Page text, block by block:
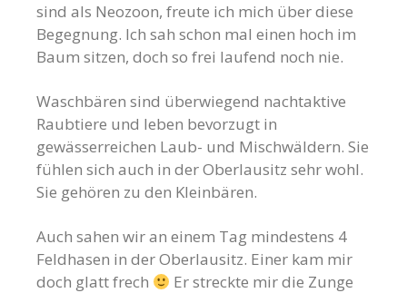
sind als Neozoon, freute ich mich über diese
Begegnung. Ich sah schon mal einen hoch im
Baum sitzen, doch so frei laufend noch nie.
Waschbären sind überwiegend nachtaktive
Raubtiere und leben bevorzugt in
gewässerreichen Laub- und Mischwäldern. Sie
fühlen sich auch in der Oberlausitz sehr wohl.
Sie gehören zu den Kleinbären.
Auch sahen wir an einem Tag mindestens 4
Feldhasen in der Oberlausitz. Einer kam mir
doch glatt frech
Er streckte mir die Zunge